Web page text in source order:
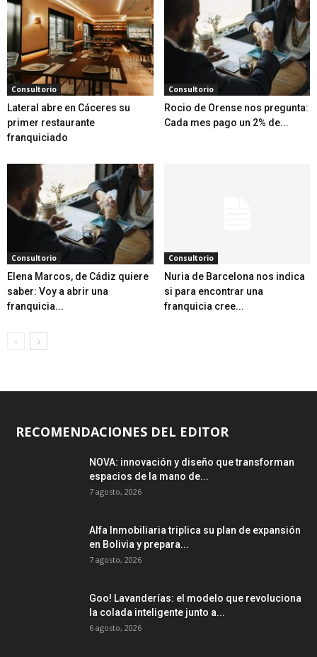
Consultorio
Lateral abre en Cáceres su
primer restaurante
franquiciado
Consultorio
Rocio de Orense nos pregunta:
Cada mes pago un 2% de...
Consultorio
Elena Marcos, de Cádiz quiere
saber: Voy a abrir una
franquicia...
Consultorio
Nuria de Barcelona nos indica
si para encontrar una
franquicia cree...
RECOMENDACIONES DEL EDITOR
NOVA: innovación y diseño que transforman
espacios de la mano de...
7 agosto, 2026
Alfa Inmobiliaria triplica su plan de expansión
en Bolivia y prepara...
7 agosto, 2026
Goo! Lavanderías: el modelo que revoluciona
la colada inteligente junto a...
6 agosto, 2026